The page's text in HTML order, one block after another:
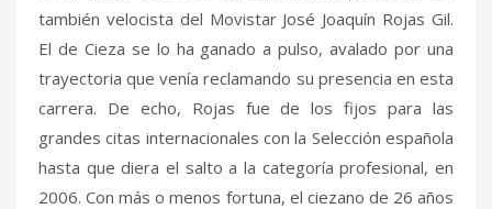
también velocista del Movistar José Joaquín Rojas Gil.
El de Cieza se lo ha ganado a pulso, avalado por una
trayectoria que venía reclamando su presencia en esta
carrera. De echo, Rojas fue de los fijos para las
grandes citas internacionales con la Selección española
hasta que diera el salto a la categoría profesional, en
2006. Con más o menos fortuna, el ciezano de 26 años